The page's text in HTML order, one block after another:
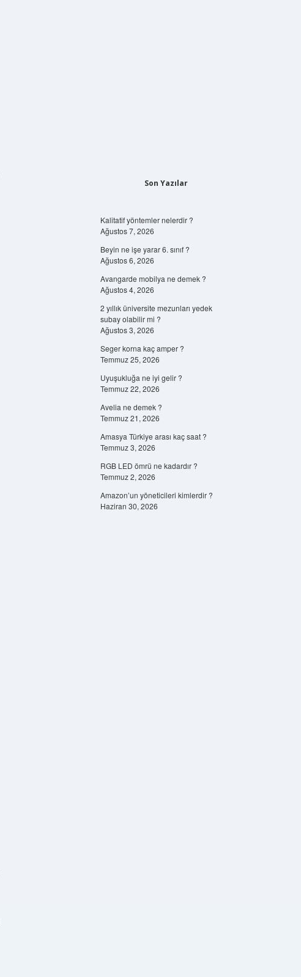
Son Yazılar
Kalitatif yöntemler nelerdir ?
Ağustos 7, 2026
Beyin ne işe yarar 6. sınıf ?
Ağustos 6, 2026
Avangarde mobilya ne demek ?
Ağustos 4, 2026
2 yıllık üniversite mezunları yedek
subay olabilir mi ?
Ağustos 3, 2026
Seger korna kaç amper ?
Temmuz 25, 2026
Uyuşukluğa ne iyi gelir ?
Temmuz 22, 2026
Avelia ne demek ?
Temmuz 21, 2026
Amasya Türkiye arası kaç saat ?
Temmuz 3, 2026
RGB LED ömrü ne kadardır ?
Temmuz 2, 2026
Amazon’un yöneticileri kimlerdir ?
Haziran 30, 2026